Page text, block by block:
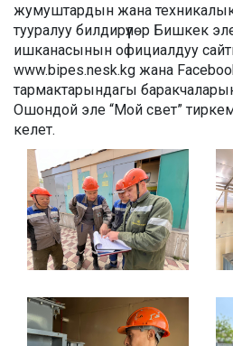
жумуштардын жана техникалык
тууралуу билдирүүлөр Бишкек
ишканасынын официалдуу
www.bipes.nesk.kg жана
тармактарындагы
Ошондой эле “Мой свет”
келет.